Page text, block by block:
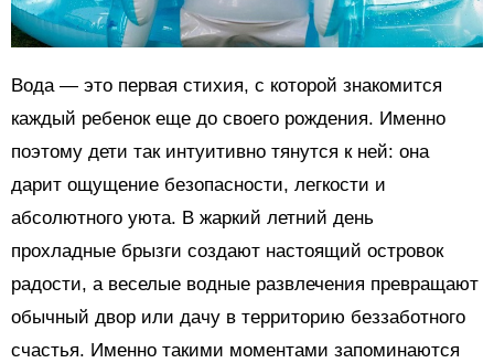
Вода — это первая стихия, с которой знакомится
каждый ребенок еще до своего рождения. Именно
поэтому дети так интуитивно тянутся к ней: она
дарит ощущение безопасности, легкости и
абсолютного уюта. В жаркий летний день
прохладные брызги создают настоящий островок
радости, а веселые водные развлечения превращают
обычный двор или дачу в территорию беззаботного
счастья. Именно такими моментами запоминаются